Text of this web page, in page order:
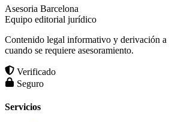
Asesoria Barcelona
Equipo editorial jurídico
Contenido legal informativo y derivación a
cuando se requiere asesoramiento.
Verificado
Seguro
Servicios